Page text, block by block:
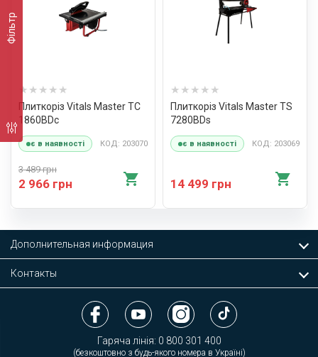
Фільтр
Плиткоріз Vitals Master TC
1860BDc
є в наявності КОД: 203070
3 489 грн
2 966 грн
Плиткоріз Vitals Master TS
7280BDs
є в наявності КОД: 203069
14 499 грн
Дополнительная информация
Контакты
Гаряча лінія: 0 800 301 400
(безкоштовно з будь-якого номера в Україні)